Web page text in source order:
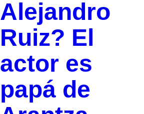
Alejandro
Ruiz? El
actor es
papá de